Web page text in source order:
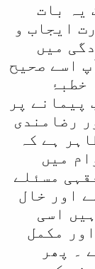
یہ بات
ایجاب و
میں
اسے صحیح
خطبۂ
پیمانے پر
رضامندی
ہے کہ
میں
مسئلے
اور خال
اسی
مکمل
۔ پھر